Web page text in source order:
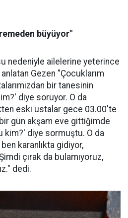
büyüyor"
nedeniyle ailelerine yeterince
anlatan Gezen "Çocuklarım
bir tanesinin
diye soruyor. O da
eski ustalar gece 03.00'te
gün akşam eve gittiğimde
kim?' diye sormuştu. O da
karanlıkta gidiyor,
çırak da bulamıyoruz,
dedi.